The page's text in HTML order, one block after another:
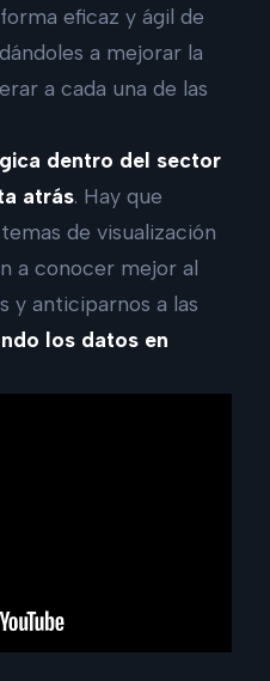
eficaz y ágil de
a mejorar la
a cada una de las
dentro del sector
atrás. Hay que
de visualización
a conocer mejor al
y anticiparnos a las
los datos en